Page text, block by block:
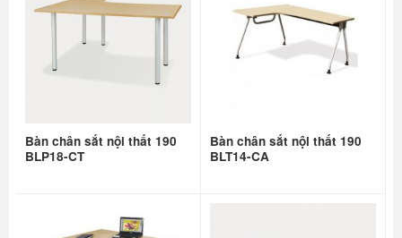
Bàn chân sắt nội thất 190
BLP18-CT
Bàn chân sắt nội thất 190
BLT14-CA